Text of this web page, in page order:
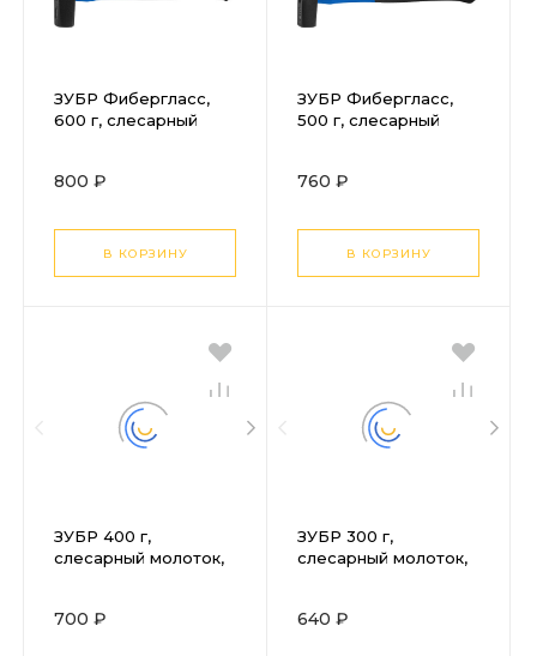
ЗУБР Фибергласс,
600 г, слесарный
(20020-06)
800 ₽
В КОРЗИНУ
ЗУБР Фибергласс,
500 г, слесарный
(20020-05)
760 ₽
В КОРЗИНУ
ЗУБР 400 г,
слесарный молоток,
700 ₽
ЗУБР 300 г,
слесарный молоток,
640 ₽